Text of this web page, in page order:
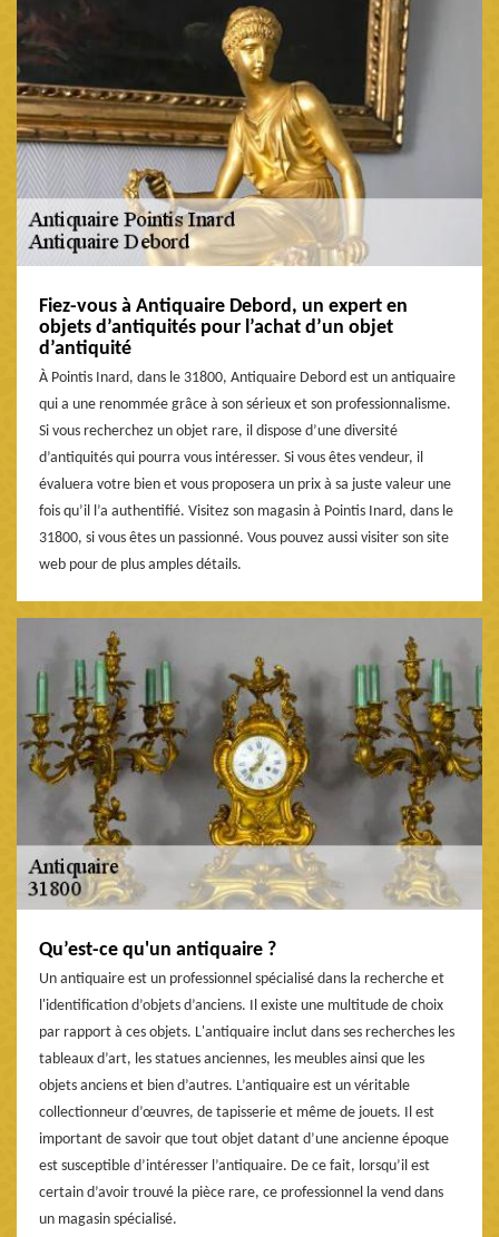
Fiez-vous à Antiquaire Debord, un expert en
objets d’antiquités pour l’achat d’un objet
d’antiquité
À Pointis Inard, dans le 31800, Antiquaire Debord est un antiquaire
qui a une renommée grâce à son sérieux et son professionnalisme.
Si vous recherchez un objet rare, il dispose d’une diversité
d’antiquités qui pourra vous intéresser. Si vous êtes vendeur, il
évaluera votre bien et vous proposera un prix à sa juste valeur une
fois qu’il l’a authentifié. Visitez son magasin à Pointis Inard, dans le
31800, si vous êtes un passionné. Vous pouvez aussi visiter son site
web pour de plus amples détails.
Qu’est-ce qu'un antiquaire ?
Un antiquaire est un professionnel spécialisé dans la recherche et
l'identification d’objets d’anciens. Il existe une multitude de choix
par rapport à ces objets. L'antiquaire inclut dans ses recherches les
tableaux d’art, les statues anciennes, les meubles ainsi que les
objets anciens et bien d’autres. L’antiquaire est un véritable
collectionneur d’œuvres, de tapisserie et même de jouets. Il est
important de savoir que tout objet datant d’une ancienne époque
est susceptible d’intéresser l’antiquaire. De ce fait, lorsqu’il est
certain d’avoir trouvé la pièce rare, ce professionnel la vend dans
un magasin spécialisé.